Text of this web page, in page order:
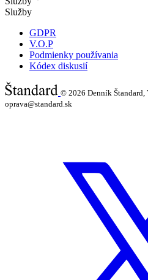
Služby
GDPR
V.O.P
Podmienky používania
Kódex diskusií
© 2026 Denník Štandard,
oprava@standard.sk